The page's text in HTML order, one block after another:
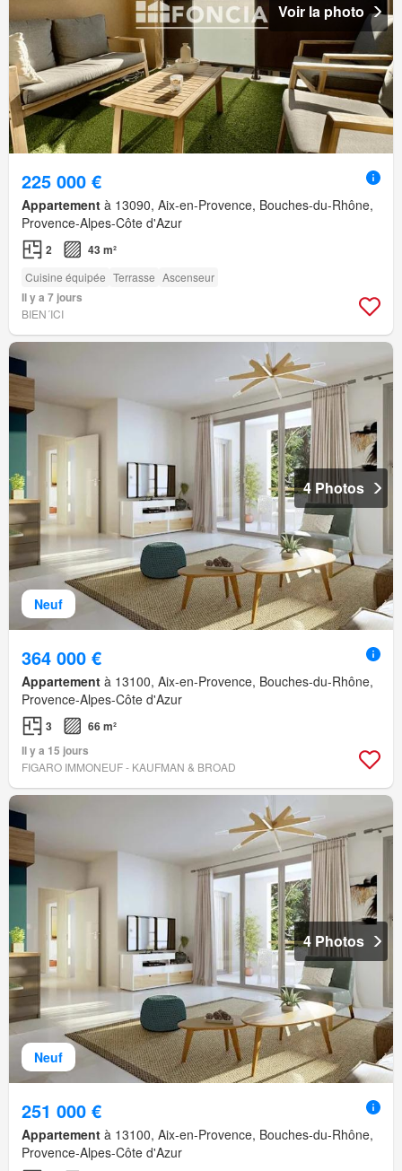
Voir la photo
225 000 €
Appartement à 13090, Aix-en-Provence, Bouches-du-Rhône,
Provence-Alpes-Côte d'Azur
2 43 m²
Cuisine équipée Terrasse Ascenseur
Il y a 7 jours
BIEN´ICI
Neuf
4 Photos
364 000 €
Appartement à 13100, Aix-en-Provence, Bouches-du-Rhône,
Provence-Alpes-Côte d'Azur
3
66 m²
Il y a 15 jours
FIGARO IMMONEUF - KAUFMAN & BROAD
Neuf
4 Photos
251 000 €
Appartement à 13100, Aix-en-Provence, Bouches-du-Rhône,
Provence-Alpes-Côte d'Azur